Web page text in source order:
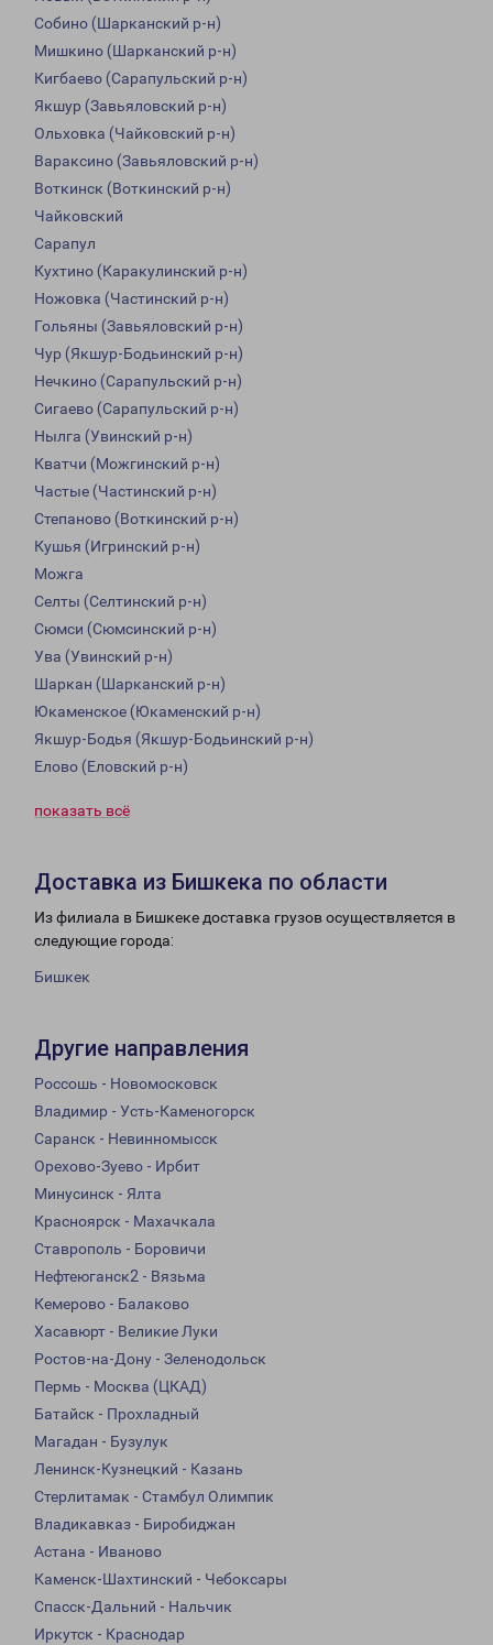
Собино (Шарканский р-н)
Мишкино (Шарканский р-н)
Кигбаево (Сарапульский р-н)
Якшур (Завьяловский р-н)
Ольховка (Чайковский р-н)
Вараксино (Завьяловский р-н)
Воткинск (Воткинский р-н)
Чайковский
Сарапул
Кухтино (Каракулинский р-н)
Ножовка (Частинский р-н)
Гольяны (Завьяловский р-н)
Чур (Якшур-Бодьинский р-н)
Нечкино (Сарапульский р-н)
Сигаево (Сарапульский р-н)
Нылга (Увинский р-н)
Кватчи (Можгинский р-н)
Частые (Частинский р-н)
Степаново (Воткинский р-н)
Кушья (Игринский р-н)
Можга
Селты (Селтинский р-н)
Сюмси (Сюмсинский р-н)
Ува (Увинский р-н)
Шаркан (Шарканский р-н)
Юкаменское (Юкаменский р-н)
Якшур-Бодья (Якшур-Бодьинский р-н)
Елово (Еловский р-н)
показать всё
Доставка из Бишкека по области
Из филиала в Бишкеке доставка грузов осуществляется в
следующие города:
Бишкек
Другие направления
Россошь - Новомосковск
Владимир - Усть-Каменогорск
Саранск - Невинномысск
Орехово-Зуево - Ирбит
Минусинск - Ялта
Красноярск - Махачкала
Ставрополь - Боровичи
Нефтеюганск2 - Вязьма
Кемерово - Балаково
Хасавюрт - Великие Луки
Ростов-на-Дону - Зеленодольск
Пермь - Москва (ЦКАД)
Батайск - Прохладный
Магадан - Бузулук
Ленинск-Кузнецкий - Казань
Стерлитамак - Стамбул Олимпик
Владикавказ - Биробиджан
Астана - Иваново
Каменск-Шахтинский - Чебоксары
Спасск-Дальний - Нальчик
Иркутск - Краснодар